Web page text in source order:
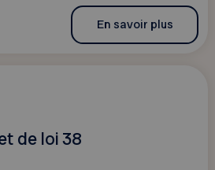
En savoir plus
de loi 38